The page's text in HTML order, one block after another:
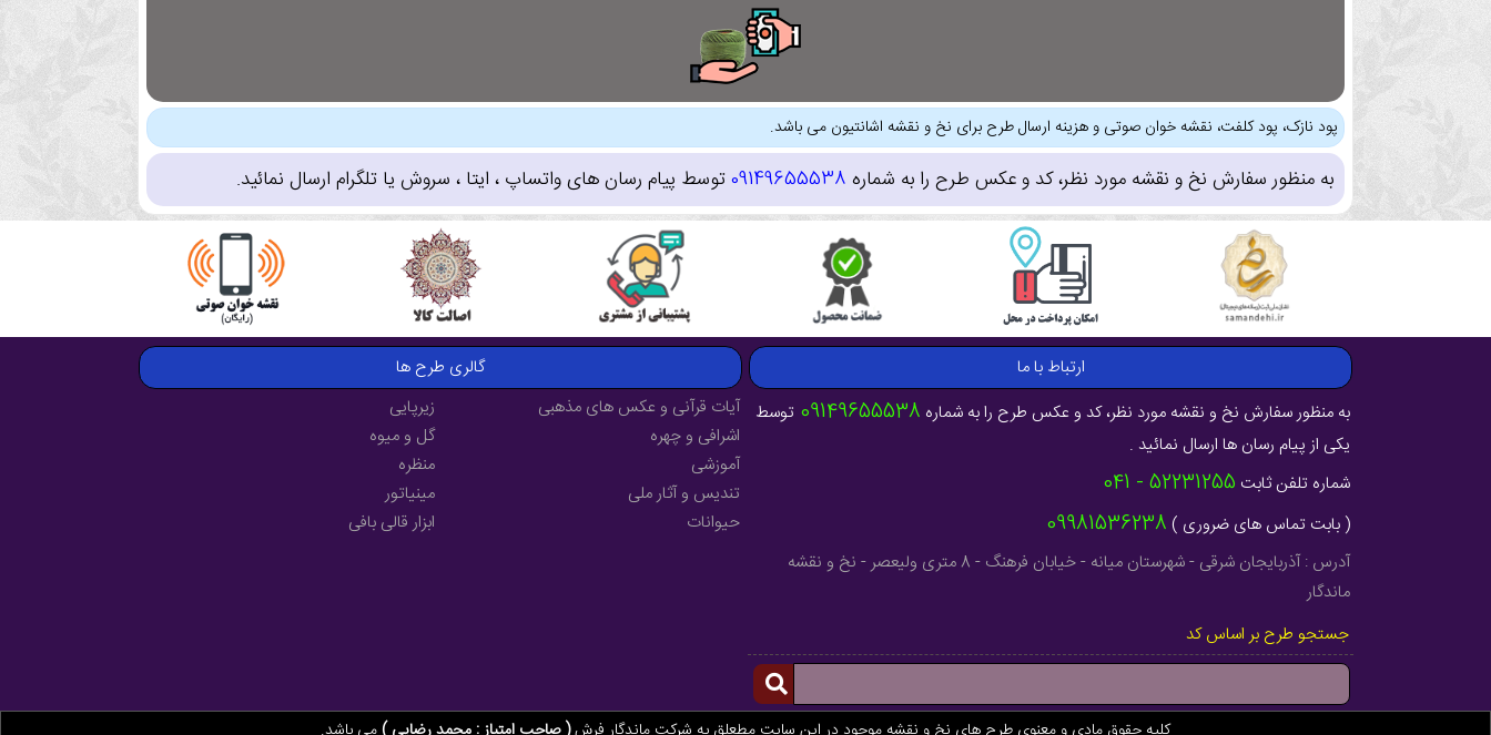
پود نازک، پود کلفت، نقشه خوان صوتی و هزینه ارسال طرح برای نخ و نقشه اشانتیون می باشد.
به منظور سفارش نخ و نقشه مورد نظر، کد و عکس طرح را به شماره 09149655538توسط پیام رسان های واتساپ ، ایتا ، سروش یا تلگرام ارسال نمائید.
ارتباط با ما
به منظور سفارش نخ و نقشه مورد نظر، کد و عکس طرح را به شماره 09149655538 توسط
یکی از پیام رسان ها ارسال نمائید .
شماره تلفن ثابت 52231255 - 041
( بابت تماس های ضروری ) 09981536238
آدرس : آذربایجان شرقی - شهرستان میانه - خیابان فرهنگ - 8 متری ولیعصر - نخ و نقشه
ماندگار
جستجو طرح بر اساس کد
گالری طرح ها
آیات قرآنی و عکس های مذهبی
اشرافی و چهره
آموزشی
تندیس و آثار ملی
حیوانات
زیرپایی
گل و میوه
منظره
مینیاتور
ابزار قالی بافی